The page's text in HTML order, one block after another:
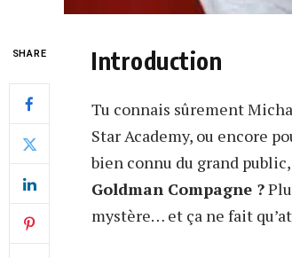
SHARE Introduction
Tu connais sûrement
Star Academy, ou encore
bien connu du grand
Goldman Compagne ?
mystère… et ça ne fait